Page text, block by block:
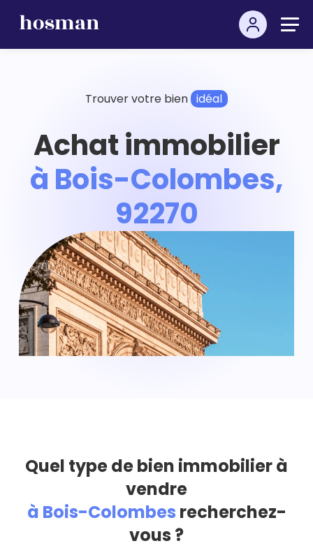
Trouver votre bien idéal
Achat immobilier
à Bois-Colombes,
92270
Quel type de bien immobilier à
vendre
à Bois-Colombes recherchez-
vous ?